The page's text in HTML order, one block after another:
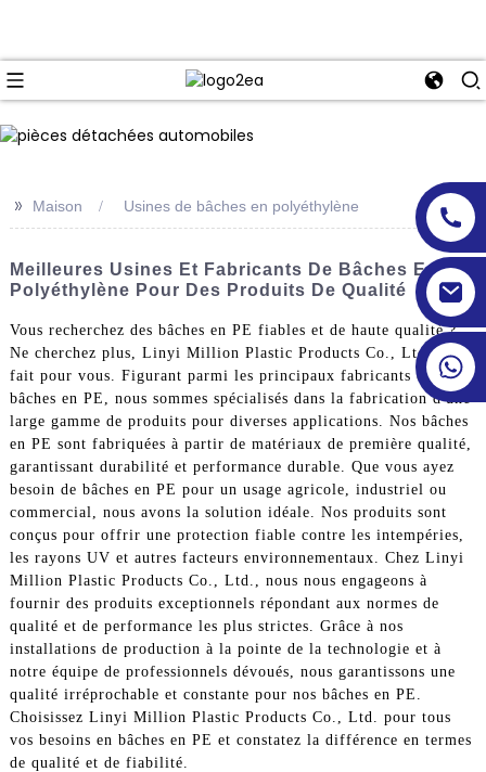
>> Maison Usines de bâches en polyéthylène
Meilleures Usines Et Fabricants De Bâches En
Polyéthylène Pour Des Produits De Qualité
Vous recherchez des bâches en PE fiables et de haute qualité ?
Ne cherchez plus, Linyi Million Plastic Products Co., Ltd. est
fait pour vous. Figurant parmi les principaux fabricants de
bâches en PE, nous sommes spécialisés dans la fabrication d'une
large gamme de produits pour diverses applications. Nos bâches
en PE sont fabriquées à partir de matériaux de première qualité,
garantissant durabilité et performance durable. Que vous ayez
besoin de bâches en PE pour un usage agricole, industriel ou
commercial, nous avons la solution idéale. Nos produits sont
conçus pour offrir une protection fiable contre les intempéries,
les rayons UV et autres facteurs environnementaux. Chez Linyi
Million Plastic Products Co., Ltd., nous nous engageons à
fournir des produits exceptionnels répondant aux normes de
qualité et de performance les plus strictes. Grâce à nos
installations de production à la pointe de la technologie et à
notre équipe de professionnels dévoués, nous garantissons une
qualité irréprochable et constante pour nos bâches en PE.
Choisissez Linyi Million Plastic Products Co., Ltd. pour tous
vos besoins en bâches en PE et constatez la différence en termes
de qualité et de fiabilité.